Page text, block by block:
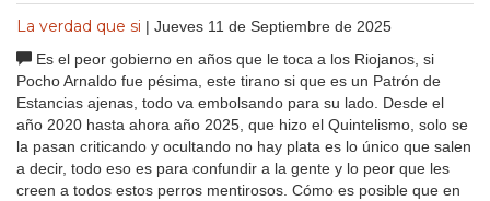
La verdad que si | Jueves 11 de Septiembre de 2025
Es el peor gobierno en años que le toca a los Riojanos, si
Pocho Arnaldo fue pésima, este tirano si que es un Patrón de
Estancias ajenas, todo va embolsando para su lado. Desde el
año 2020 hasta ahora año 2025, que hizo el Quintelismo, solo se
la pasan criticando y ocultando no hay plata es lo único que salen
a decir, todo eso es para confundir a la gente y lo peor que les
creen a todos estos perros mentirosos. Cómo es posible que en